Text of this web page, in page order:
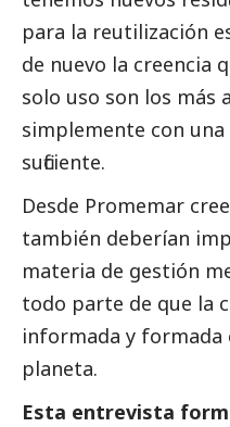
para la reutilización
de nuevo la creencia
solo uso son los más
simplemente con
suficiente.
Desde Promemar
también deberían
materia de gestión
todo parte de que la
informada y formada
planeta.
Esta entrevista